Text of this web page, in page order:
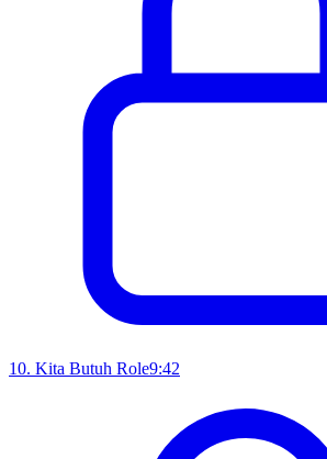
10. Kita Butuh Role9:42